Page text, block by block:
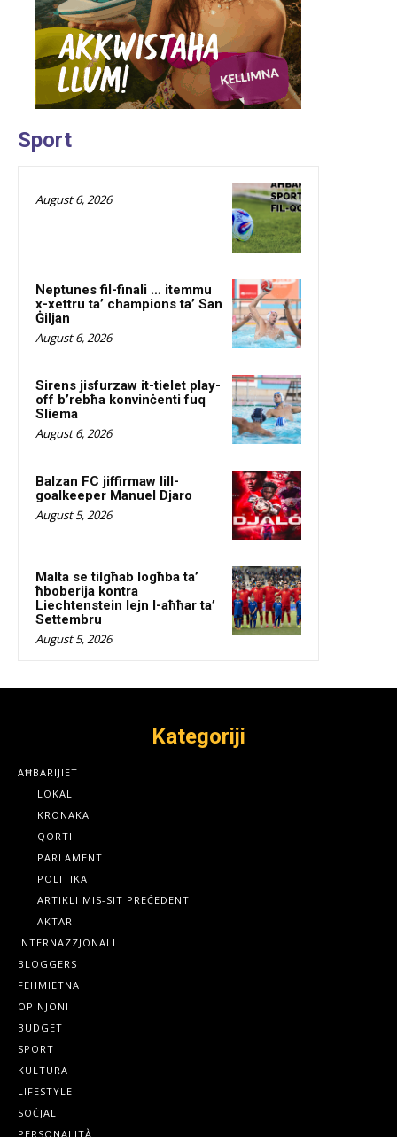
Sport
August 6, 2026
Neptunes fil-finali … itemmu
x-xettru ta’ champions ta’ San
Ġiljan
August 6, 2026
Sirens jisfurzaw it-tielet play-
off b’rebħa konvinċenti fuq
Sliema
August 6, 2026
Balzan FC jiffirmaw lill-
goalkeeper Manuel Djaro
August 5, 2026
Malta se tilgħab logħba ta’
ħboberija kontra
Liechtenstein lejn l-aħħar ta’
Settembru
August 5, 2026
Kategoriji
AĦBARIJIET
LOKALI
KRONAKA
QORTI
PARLAMENT
POLITIKA
ARTIKLI MIS-SIT PREĊEDENTI
AKTAR
INTERNAZZJONALI
BLOGGERS
FEHMIETNA
OPINJONI
BUDGET
SPORT
KULTURA
LIFESTYLE
SOĊJAL
PERSONALITÀ